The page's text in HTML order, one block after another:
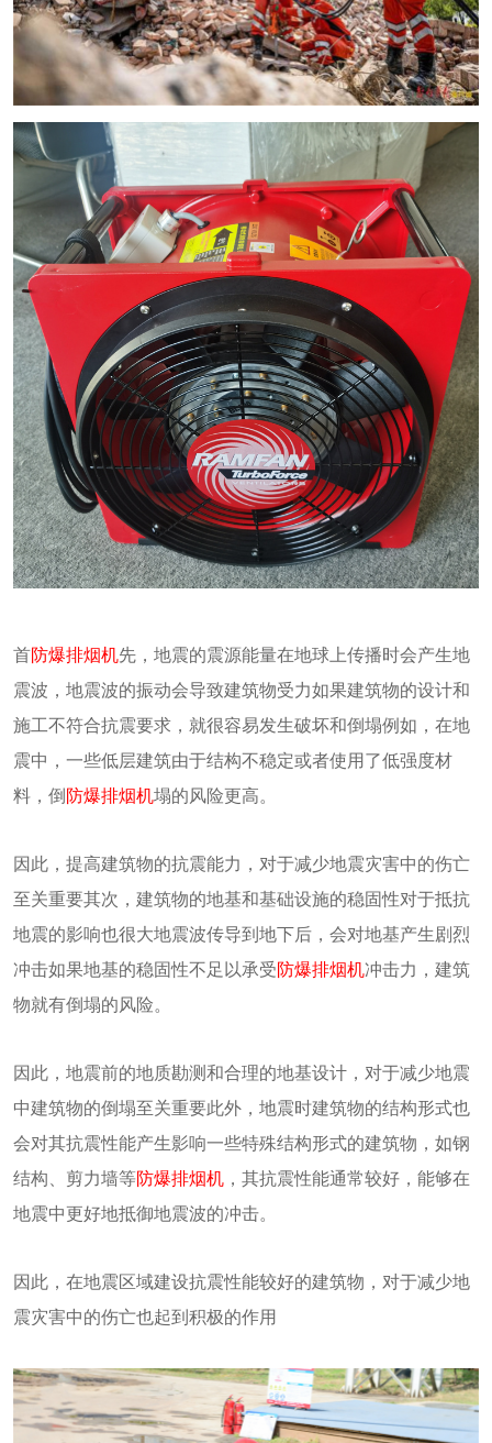
首防爆排烟机先，地震的震源能量在地球上传播时会产生地
震波，地震波的振动会导致建筑物受力如果建筑物的设计和
施工不符合抗震要求，就很容易发生破坏和倒塌例如，在地
震中，一些低层建筑由于结构不稳定或者使用了低强度材
料，倒 防爆排烟机塌的风险更高。
因此，提高建筑物的抗震能力，对于减少地震灾害中的伤亡
至关重要其次，建筑物的地基和基础设施的稳固性对于抵抗
地震的影响也很大地震波传导到地下后，会对地基产生剧烈
冲击如果地基的稳固性不足以承受防爆排烟机冲击力，建筑
物就有倒塌的风险。
因此，地震前的地质勘测和合理的地基设计，对于减少地震
中建筑物的倒塌至关重要此外，地震时建筑物的结构形式也
会对其抗震性能产生影响一些特殊结构形式的建筑物，如钢
结构、剪力墙等防爆排烟机 ，其抗震性能通常较好，能够在
地震中更好地抵御地震波的冲击。
因此，在地震区域建设抗震性能较好的建筑物，对于减少地
震灾害中的伤亡也起到积极的作用